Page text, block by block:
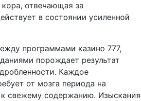
отвечающая за
в состоянии усиленной
программами казино 777,
порождает результат
Каждое
от мозга периода на
к свежему содержанию. Изыскания